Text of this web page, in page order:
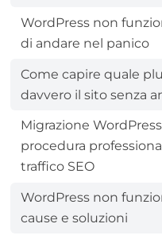
WordPress non
di andare nel panico
Come capire quale
davvero il sito senza
Migrazione
procedura
traffico SEO
WordPress non
cause e soluzioni